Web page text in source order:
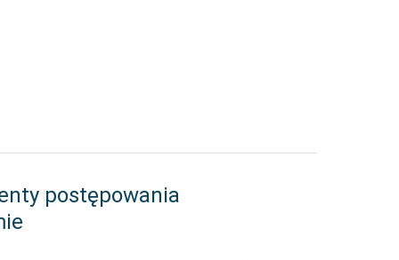
postępowania